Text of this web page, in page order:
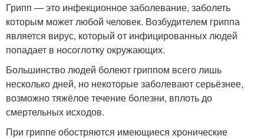
Грипп — это инфекционное заболевание, заболеть
которым может любой человек. Возбудителем гриппа
является вирус, который от инфицированных людей
попадает в носоглотку окружающих.
Большинство людей болеют гриппом всего лишь
несколько дней, но некоторые заболевают серьёзнее,
возможно тяжёлое течение болезни, вплоть до
смертельных исходов.
При гриппе обостряются имеющиеся хронические